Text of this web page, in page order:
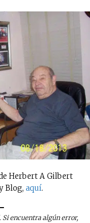
diario y
vapeo y la
and
email.
Herbert A Gilbert
Blog, aquí.
encuentra algún error,